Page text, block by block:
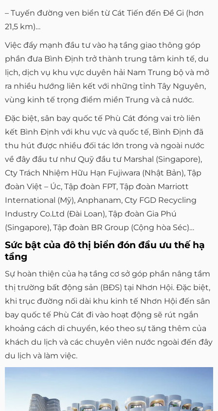
– Tuyến đường ven biển từ Cát Tiến đến Đề Gi (hơn
21,5 km)…
Việc đẩy mạnh đầu tư vào hạ tầng giao thông góp
phần đưa Bình Định trở thành trung tâm kinh tế, du
lịch, dịch vụ khu vực duyên hải Nam Trung bộ và mở
ra nhiều hướng liên kết với những tỉnh Tây Nguyên,
vùng kinh tế trọng điểm miền Trung và cả nước.
Đặc biệt, sân bay quốc tế Phù Cát đóng vai trò liên
kết Bình Định với khu vực và quốc tế, Bình Định đã
thu hút được nhiều đối tác lớn trong và ngoài nước
về đây đầu tư như Quỹ đầu tư Marshal (Singapore),
Cty Trách Nhiệm Hữu Hạn Fujiwara (Nhật Bản), Tập
đoàn Việt – Úc, Tập đoàn FPT, Tập đoàn Marriott
International (Mỹ), Anphanam, Cty FGD Recycling
Industry Co.Ltd (Đài Loan), Tập đoàn Gia Phú
(Singapore), Tập đoàn BR Group (Cộng hòa Séc)…
Sức bật của đô thị biển đón đầu ưu thế hạ
tầng
Sự hoàn thiện của hạ tầng cơ sở góp phần nâng tầm
thị trường bất động sản (BĐS) tại Nhơn Hội. Đặc biệt,
khi trục đường nối dài khu kinh tế Nhơn Hội đến sân
bay quốc tế Phù Cát đi vào hoạt động sẽ rút ngắn
khoảng cách di chuyển, kéo theo sự tăng thêm của
khách du lịch và các chuyên viên nước ngoài đến đây
du lịch và làm việc.